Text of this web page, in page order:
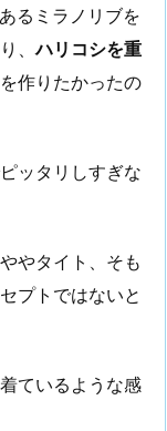
るミラノリブを
、ハリコシを重
を作りたかったの
ッタリしすぎな
やタイト、そも
プトではないと
ているような感